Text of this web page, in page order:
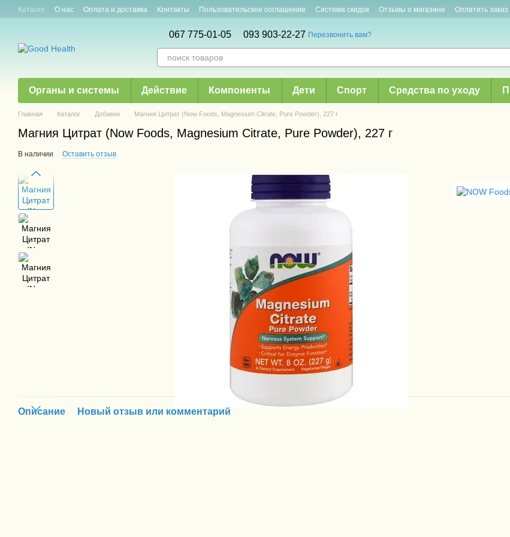
Перейти к основному контенту
Каталог О нас Оплата и доставка Контакты Пользовательское соглашение Система скидок Отзывы о магазине
Оплатить
067 775-01-05 093 903-22-27 Перезвонить вам?
Органы и системы Действие Компоненты Дети Спорт Средства по уходу
Главная Каталог Добавки Магния Цитрат (Now Foods, Magnesium Citrate, Pure Powder), 227 г
Магния Цитрат (Now Foods, Magnesium Citrate, Pure Powder), 227 г
В наличии Оставить отзыв
Описание Новый отзыв или комментарий